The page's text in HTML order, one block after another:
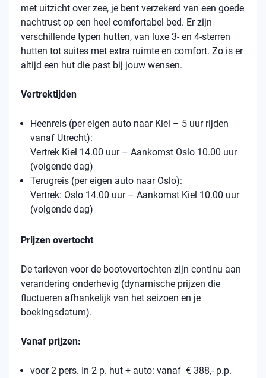
met uitzicht over zee, je bent verzekerd van een goede
nachtrust op een heel comfortabel bed. Er zijn
verschillende typen hutten, van luxe 3- en 4-sterren
hutten tot suites met extra ruimte en comfort. Zo is er
altijd een hut die past bij jouw wensen.
Vertrektijden
Heenreis (per eigen auto naar Kiel – 5 uur rijden
vanaf Utrecht):
Vertrek Kiel 14.00 uur – Aankomst Oslo 10.00 uur
(volgende dag)
Terugreis (per eigen auto naar Oslo):
Vertrek: Oslo 14.00 uur – Aankomst Kiel 10.00 uur
(volgende dag)
Prijzen overtocht
De tarieven voor de bootovertochten zijn continu aan
verandering onderhevig (dynamische prijzen die
fluctueren afhankelijk van het seizoen en je
boekingsdatum).
Vanaf prijzen:
voor 2 pers. In 2 p. hut + auto: vanaf € 388,- p.p.